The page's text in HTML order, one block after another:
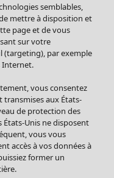
semblables,
mettre à disposition et
page et de vous
sur votre
par exemple
Internet.
vous consentez
transmises aux États-
de protection des
États-Unis ne disposent
vous vous
accès à vos données à
former un